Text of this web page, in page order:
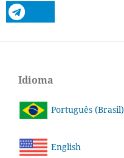
Idioma
Português (Brasil)
English